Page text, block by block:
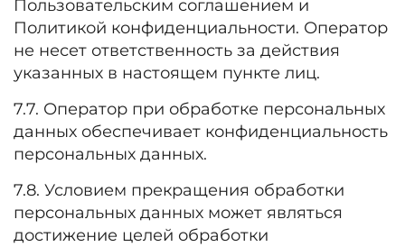
Пользовательским соглашением и
Политикой конфиденциальности. Оператор
не несет ответственность за действия
указанных в настоящем пункте лиц.
7.7. Оператор при обработке персональных
данных обеспечивает конфиденциальность
персональных данных.
7.8. Условием прекращения обработки
персональных данных может являться
достижение целей обработки